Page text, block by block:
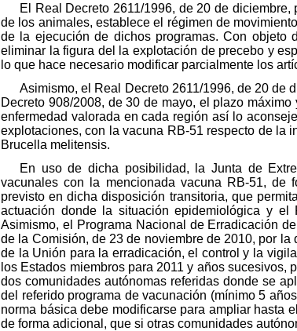
El Real Decreto 2611/1996, de 20 de
de los animales, establece el régimen de
de la ejecución de dichos programas. Con objeto
eliminar la figura del la explotación de precebo y
lo que hace necesario modificar parcialmente los
Asimismo, el Real Decreto 2611/1996, de 20 de
Decreto 908/2008, de 30 de mayo, el plazo
enfermedad valorada en cada región así lo
explotaciones, con la vacuna RB-51 respecto de la
Brucella melitensis.
En uso de dicha posibilidad, la Junta de
vacunales con la mencionada vacuna RB-51, de
previsto en dicha disposición transitoria, que
actuación donde la situación epidemiológica y
Asimismo, el Programa Nacional de Erradicación
de la Comisión, de 23 de noviembre de 2010, por
de la Unión para la erradicación, el control y la
los Estados miembros para 2011 y años
dos comunidades autónomas referidas donde se
del referido programa de vacunación (mínimo 5
norma básica debe modificarse para ampliar hasta
de forma adicional, que si otras comunidades